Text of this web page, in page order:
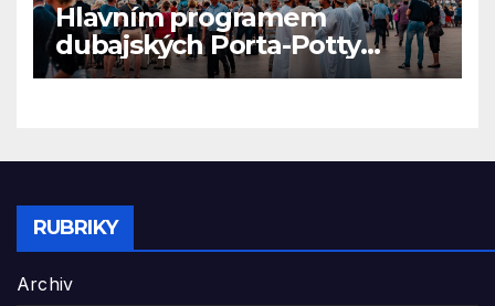
Hlavním programem
dubajských Porta-Potty
večírků je vyměšování tělních
RUBRIKY
Archiv